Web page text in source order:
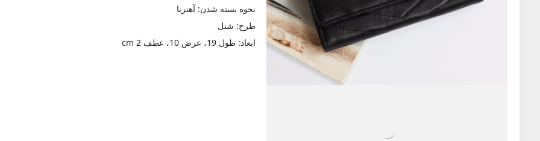
نحوه بسته شدن: آهنربا
طرح: شنل
ابعاد: طول 19، عرض 10، عطف 2 cm